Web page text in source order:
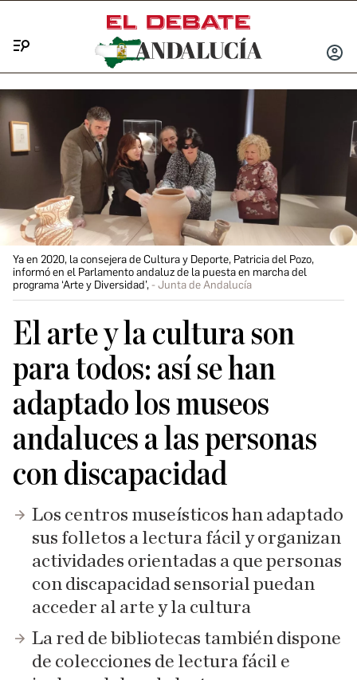
INICIAR
Ya en 2020, la consejera de Cultura y Deporte, Patricia del Pozo,
informó en el Parlamento andaluz de la puesta en marcha del
programa ‘Arte y Diversidad’,
Junta de Andalucía
El arte y la cultura son
para todos: así se han
adaptado los museos
andaluces a las personas
con discapacidad
Los centros museísticos han adaptado
sus folletos a lectura fácil y organizan
actividades orientadas a que personas
con discapacidad sensorial puedan
acceder al arte y la cultura
La red de bibliotecas también dispone
de colecciones de lectura fácil e